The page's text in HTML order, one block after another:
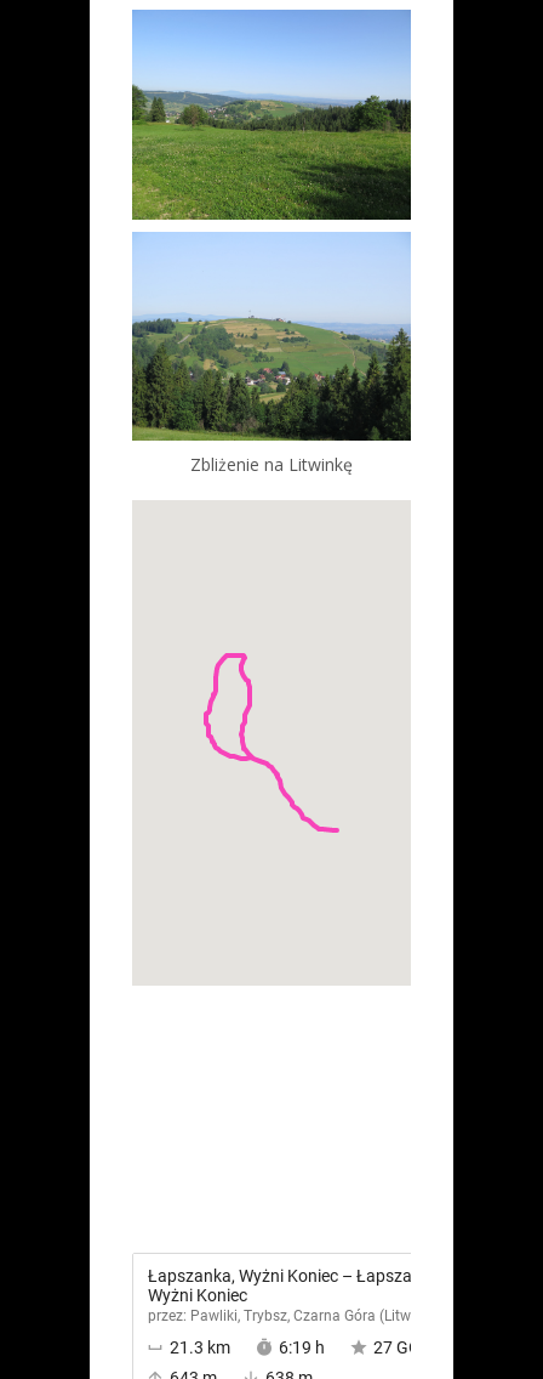
Zbliżenie na Litwinkę